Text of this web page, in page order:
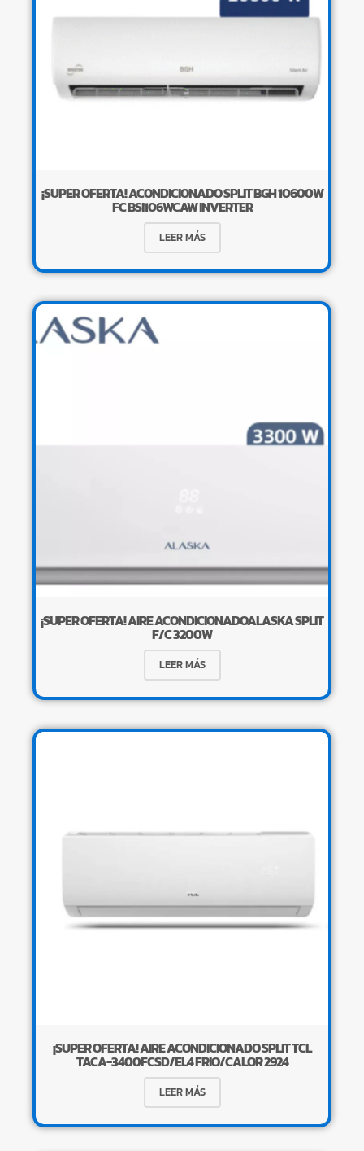
¡SUPER OFERTA! ACONDICIONADO SPLIT BGH 10600W
FC BSI106WCAW INVERTER
LEER MÁS
¡SUPER OFERTA! AIRE ACONDICIONADOALASKA SPLIT
F/C 3200W
LEER MÁS
¡SUPER OFERTA! AIRE ACONDICIONADO SPLIT TCL
TACA-3400FCSD/EL4 FRIO/CALOR 2924
LEER MÁS